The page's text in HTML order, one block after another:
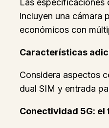
Las especificaciones
incluyen una cámara
económicos con
Características
Considera aspectos
dual SIM y entrada
Conectividad 5G: el